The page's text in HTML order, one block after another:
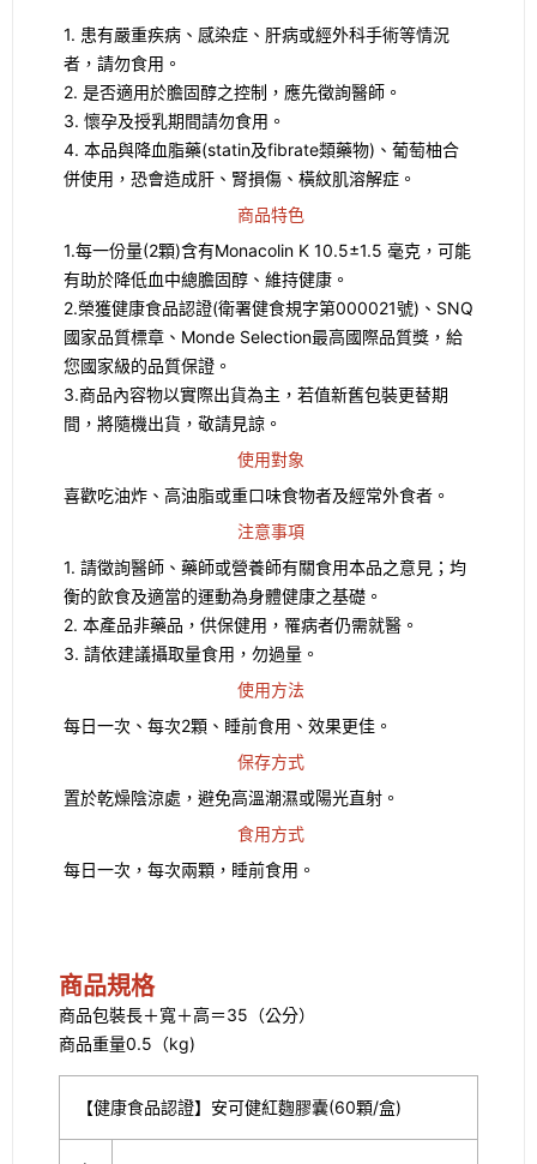
1. 患有嚴重疾病、感染症、肝病或經外科手術等情況
者，請勿食用。
2. 是否適用於膽固醇之控制，應先徵詢醫師。
3. 懷孕及授乳期間請勿食用。
4. 本品與降血脂藥(statin及fibrate類藥物)、葡萄柚合
併使用，恐會造成肝、腎損傷、橫紋肌溶解症。
商品特色
1.每一份量(2顆)含有Monacolin K 10.5±1.5 毫克，可能
有助於降低血中總膽固醇、維持健康。
2.榮獲健康食品認證(衛署健食規字第000021號)、SNQ
國家品質標章、Monde Selection最高國際品質獎，給
您國家級的品質保證。
3.商品內容物以實際出貨為主，若值新舊包裝更替期
間，將隨機出貨，敬請見諒。
使用對象
喜歡吃油炸、高油脂或重口味食物者及經常外食者。
注意事項
1. 請徵詢醫師、藥師或營養師有關食用本品之意見；均
衡的飲食及適當的運動為身體健康之基礎。
2. 本產品非藥品，供保健用，罹病者仍需就醫。
3. 請依建議攝取量食用，勿過量。
使用方法
每日一次、每次2顆、睡前食用、效果更佳。
保存方式
置於乾燥陰涼處，避免高溫潮濕或陽光直射。
食用方式
每日一次，每次兩顆，睡前食用。
商品規格
商品包裝長＋寬＋高＝35（公分）
商品重量0.5（kg)
【健康食品認證】安可健紅麴膠囊(60顆/盒)